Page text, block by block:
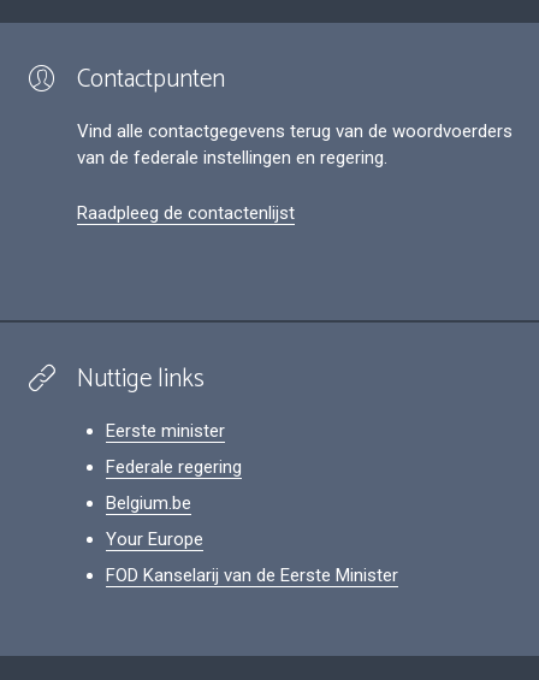
Contactpunten
Vind alle contactgegevens terug van de woordvoerders
van de federale instellingen en regering.
Raadpleeg de contactenlijst
Nuttige links
Eerste minister
Federale regering
Belgium.be
Your Europe
FOD Kanselarij van de Eerste Minister